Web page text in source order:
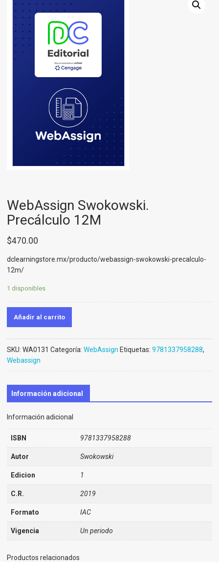
WebAssign Swokowski.
Precálculo 12M
$470.00
dclearningstore.mx/producto/webassign-swokowski-precalculo-
12m/
1 disponibles
Añadir al carrito
SKU: WA0131 Categoría: WebAssign Etiquetas: 9781337958288,
Webassign
Información adicional
Información adicional
ISBN 9781337958288
Autor Swokowski
Edicion 1
C.R. 2019
Formato IAC
Vigencia Un periodo
Productos relacionados